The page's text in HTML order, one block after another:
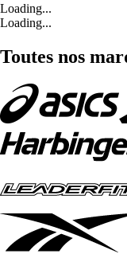
Loading...
Loading...
Toutes nos